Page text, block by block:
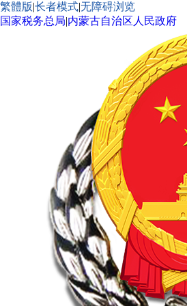
繁體版|长者模式|无障碍浏览
国家税务总局|内蒙古自治区人民政府